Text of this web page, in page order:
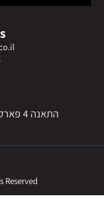
התאנה 4 פארק תעשיות ספירים, שער הנגב
Reserved